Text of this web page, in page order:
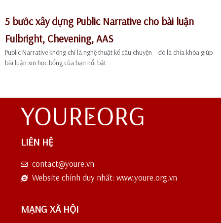
5 bước xây dựng Public Narrative cho bài luận
Fulbright, Chevening, AAS
Public Narrative không chỉ là nghệ thuật kể câu chuyện – đó là chìa khóa giúp
bài luận xin học bổng của bạn nổi bật
LIÊN HỆ
contact@youre.vn
Website chính duy nhất: www.youre.org.vn
MẠNG XÃ HỘI